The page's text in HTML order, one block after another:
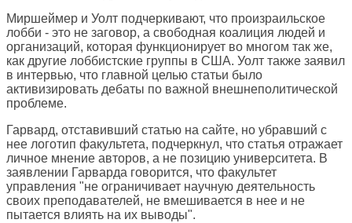
Миршеймер и Уолт подчеркивают, что произраильское
лобби - это не заговор, а свободная коалиция людей и
организаций, которая функционирует во многом так же,
как другие лоббистские группы в США. Уолт также заявил
в интервью, что главной целью статьи было
активизировать дебаты по важной внешнеполитической
проблеме.
Гарвард, отставивший статью на сайте, но убравший с
нее логотип факультета, подчеркнул, что статья отражает
личное мнение авторов, а не позицию университета. В
заявлении Гарварда говорится, что факультет
управления "не ограничивает научную деятельность
своих преподавателей, не вмешивается в нее и не
пытается влиять на их выводы".